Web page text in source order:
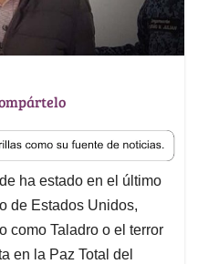
ha estado en el último
de Estados Unidos,
como Taladro o el terror
en la Paz Total del